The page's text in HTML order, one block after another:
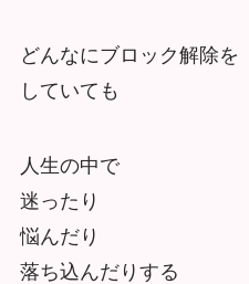
どんなにブロック解除を
していても
人生の中で
迷ったり
悩んだり
落ち込んだりする